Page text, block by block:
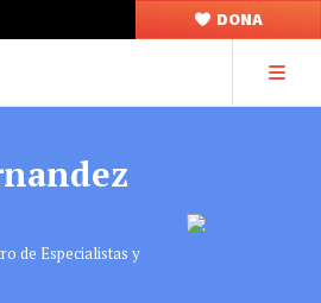
DONA
de Especialistas y